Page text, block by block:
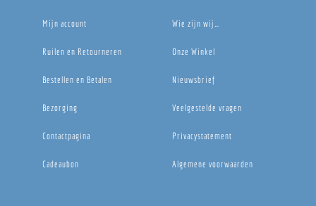
Mijn account
Ruilen en Retourneren
Bestellen en Betalen
Bezorging
Contactpagina
Cadeaubon
Wie zijn wij…
Onze Winkel
Nieuwsbrief
Veelgestelde vragen
Privacystatement
Algemene voorwaarden